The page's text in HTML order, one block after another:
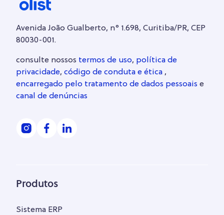
Avenida João Gualberto, n° 1.698, Curitiba/PR, CEP
80030-001.
consulte nossos termos de uso, política de
privacidade, código de conduta e ética ,
encarregado pelo tratamento de dados pessoais e
canal de denúncias
Produtos
Sistema ERP